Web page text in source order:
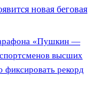
новая беговая
«Пушкин —
высших
фиксировать рекорд